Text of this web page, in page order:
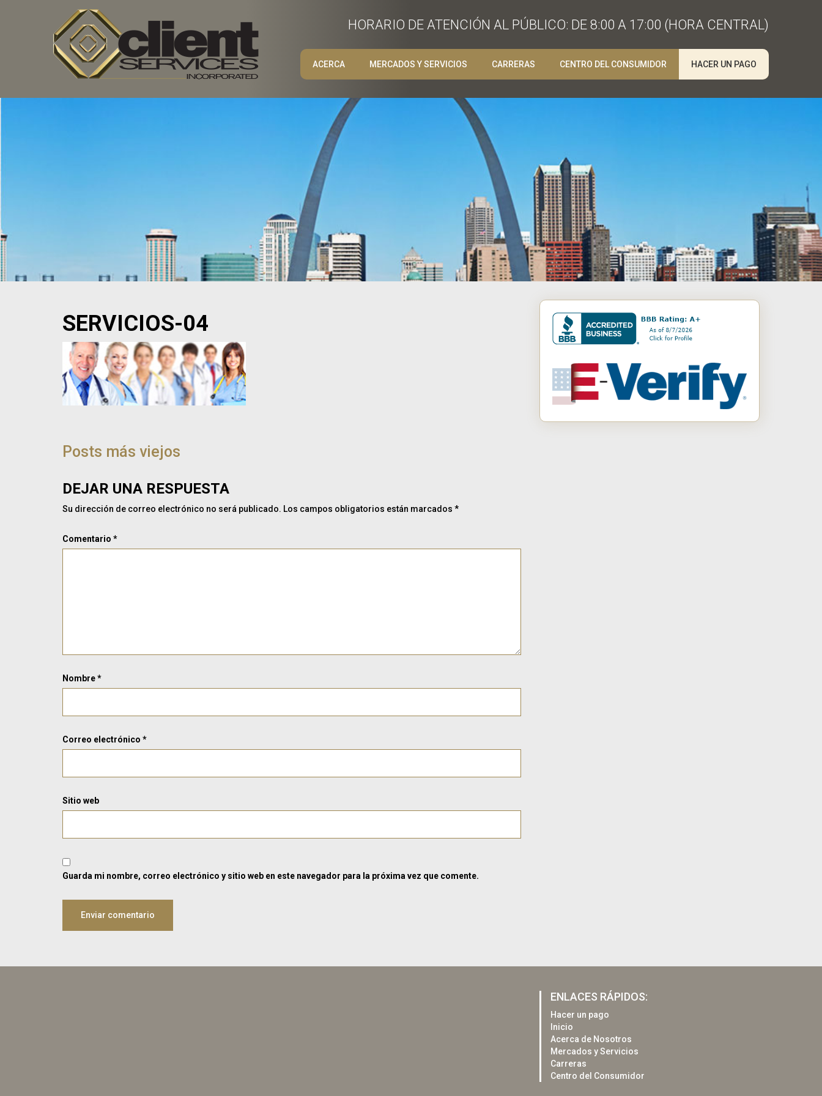
HORARIO DE ATENCIÓN AL PÚBLICO: DE 8:00 A 17:00 (HORA CENTRAL)
ACERCA MERCADOS Y SERVICIOS CARRERAS CENTRO DEL CONSUMIDOR HACER UN PAGO
SERVICIOS-04
DE
Posts más viejos
DEJAR UNA RESPUESTA
Su dirección de correo electrónico no será publicado. Los campos obligatorios están marcados *
Comentario *
Nombre*
Correo electrónico *
Sitio web
Guarda mi nombre, correo electrónico y sitio web en este navegador para la próxima vez que comente.
ENLACES RÁPIDOS:
Hacer un pago
Inicio
Acerca de Nosotros
Mercados y Servicios
Carreras
Centro del Consumidor